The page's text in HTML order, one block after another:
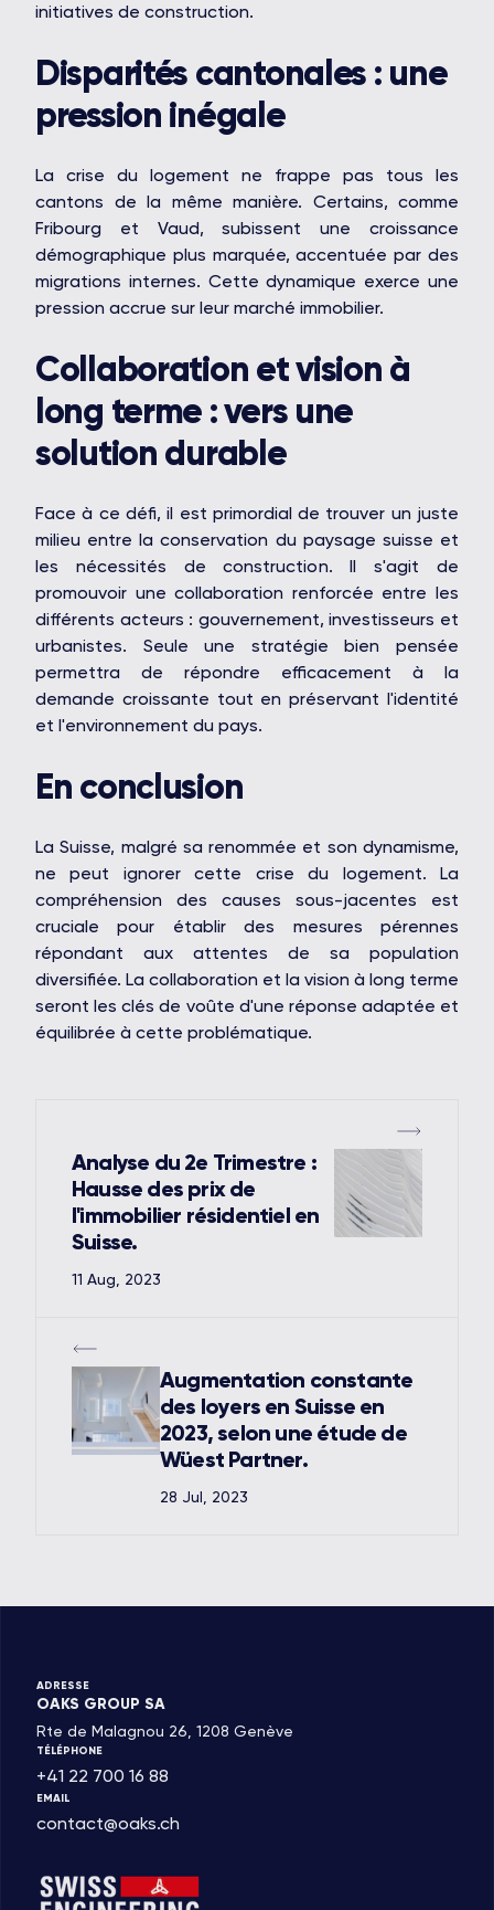
OAKS GROUP
STONE IS CAPITAL
initiatives de construction.
Disparités cantonales : une
pression inégale
La crise du logement ne frappe pas tous les
cantons de la même manière. Certains, comme
Fribourg et Vaud, subissent une croissance
démographique plus marquée, accentuée par des
migrations internes. Cette dynamique exerce une
pression accrue sur leur marché immobilier.
Collaboration et vision à
long terme : vers une
solution durable
Face à ce défi, il est primordial de trouver un juste
milieu entre la conservation du paysage suisse et
les nécessités de construction. Il s'agit de
promouvoir une collaboration renforcée entre les
différents acteurs : gouvernement, investisseurs et
urbanistes. Seule une stratégie bien pensée
permettra de répondre efficacement à la
demande croissante tout en préservant l'identité
et l'environnement du pays.
En conclusion
La Suisse, malgré sa renommée et son dynamisme,
ne peut ignorer cette crise du logement. La
compréhension des causes sous-jacentes est
cruciale pour établir des mesures pérennes
répondant aux attentes de sa population
diversifiée. La collaboration et la vision à long terme
seront les clés de voûte d'une réponse adaptée et
équilibrée à cette problématique.
Augmentation constante
des loyers en Suisse en
2023, selon une étude de
Wüest Partner.
28 Jul, 2023
Analyse du 2e Trimestre :
Hausse des prix de
l'immobilier résidentiel en
Suisse.
11 Aug, 2023
ADRESSE
OAKS GROUP SA
Rte de Malagnou 26, 1208 Genève
TÉLÉPHONE
+41 22 700 16 88
EMAIL
contact@oaks.ch